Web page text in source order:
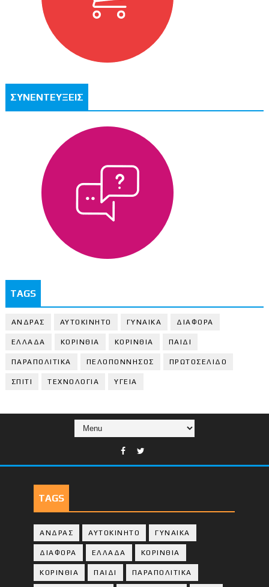
ΣΥΝΕΝΤΕΥΞΕΙΣ
TAGS
ΑΝΔΡΑΣ ΑΥΤΟΚΙΝΗΤΟ ΓΥΝΑΙΚΑ ΔΙΑΦΟΡΑ
ΕΛΛΑΔΑ ΚΟΡΙΝΘΙΑ ΚΟΡΙΝΘΙA ΠΑΙΔΙ
ΠΑΡΑΠΟΛΙΤΙΚΑ ΠΕΛΟΠΟΝΝΗΣΟΣ ΠΡΩΤΟΣΕΛΙΔΟ
ΣΠΙΤΙ ΤΕΧΝΟΛΟΓΙΑ ΥΓΕΙΑ
TAGS
ΑΝΔΡΑΣ ΑΥΤΟΚΙΝΗΤΟ ΓΥΝΑΙΚΑ
ΔΙΑΦΟΡΑ ΕΛΛΑΔΑ ΚΟΡΙΝΘΙΑ
ΚΟΡΙΝΘΙA ΠΑΙΔΙ ΠΑΡΑΠΟΛΙΤΙΚΑ